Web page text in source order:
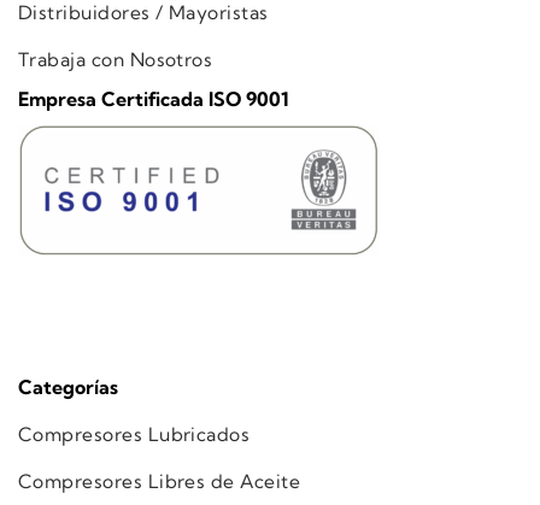
Categorías
Compresores Lubricados
Compresores Libres de Aceite
Distribuidores / Mayoristas
Trabaja con Nosotros
Empresa Certificada ISO 9001